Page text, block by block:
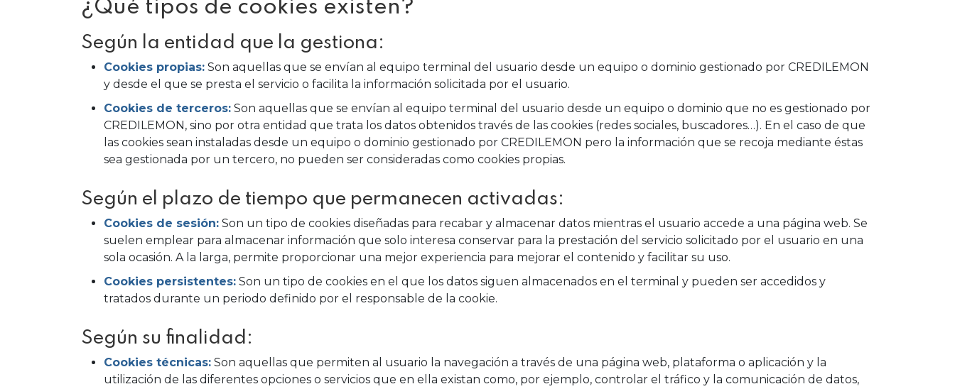
¿Qué tipos de cookies existen?
Según la entidad que la gestiona:
Cookies propias: Son aquellas que se envían al equipo terminal del usuario desde un equipo o dominio gestionado por CREDILEMON
y desde el que se presta el servicio o facilita la información solicitada por el usuario.
Cookies de terceros: Son aquellas que se envían al equipo terminal del usuario desde un equipo o dominio que no es gestionado por
CREDILEMON, sino por otra entidad que trata los datos obtenidos través de las cookies (redes sociales, buscadores…). En el caso de que
las cookies sean instaladas desde un equipo o dominio gestionado por CREDILEMON pero la información que se recoja mediante éstas
sea gestionada por un tercero, no pueden ser consideradas como cookies propias.
Según el plazo de tiempo que permanecen activadas:
Cookies de sesión: Son un tipo de cookies diseñadas para recabar y almacenar datos mientras el usuario accede a una página web. Se
suelen emplear para almacenar información que solo interesa conservar para la prestación del servicio solicitado por el usuario en una
sola ocasión. A la larga, permite proporcionar una mejor experiencia para mejorar el contenido y facilitar su uso.
Cookies persistentes: Son un tipo de cookies en el que los datos siguen almacenados en el terminal y pueden ser accedidos y
tratados durante un periodo definido por el responsable de la cookie.
Según su finalidad:
Cookies técnicas: Son aquellas que permiten al usuario la navegación a través de una página web, plataforma o aplicación y la
utilización de las diferentes opciones o servicios que en ella existan como, por ejemplo, controlar el tráfico y la comunicación de datos,